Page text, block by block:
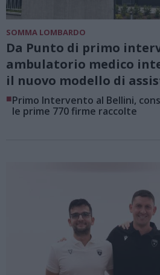
SOMMA LOMBARDO
Da Punto di primo
ambulatorio medico
il nuovo modello di
■Primo Intervento al Bellini,
le prime 770 firme raccolte